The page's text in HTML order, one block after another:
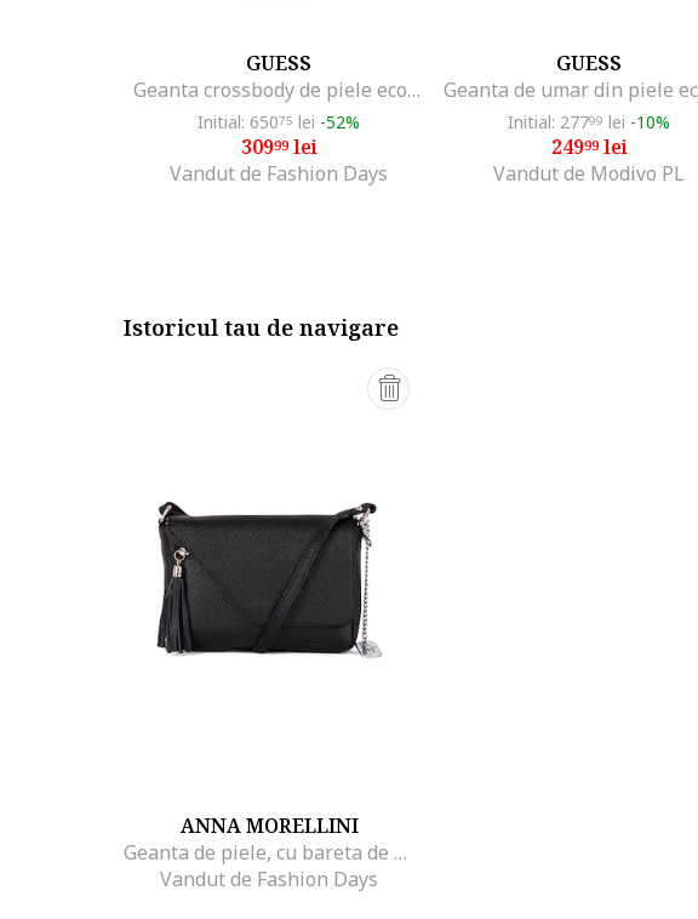
GUESS
Geanta crossbody de piele ecologica cu clapa, Portocaliu stins
Initial: 65075 lei -52%
30999lei
Vandut de Fashion Days
GUESS
Initial: 27799 lei -10%
24999lei
Vandut de Modivo PL
Istoricul tau de navigare
ANNA MORELLINI
Geanta de piele, cu bareta de umar si canafi pe partea din fata Lola, Negru
Vandut de Fashion Days